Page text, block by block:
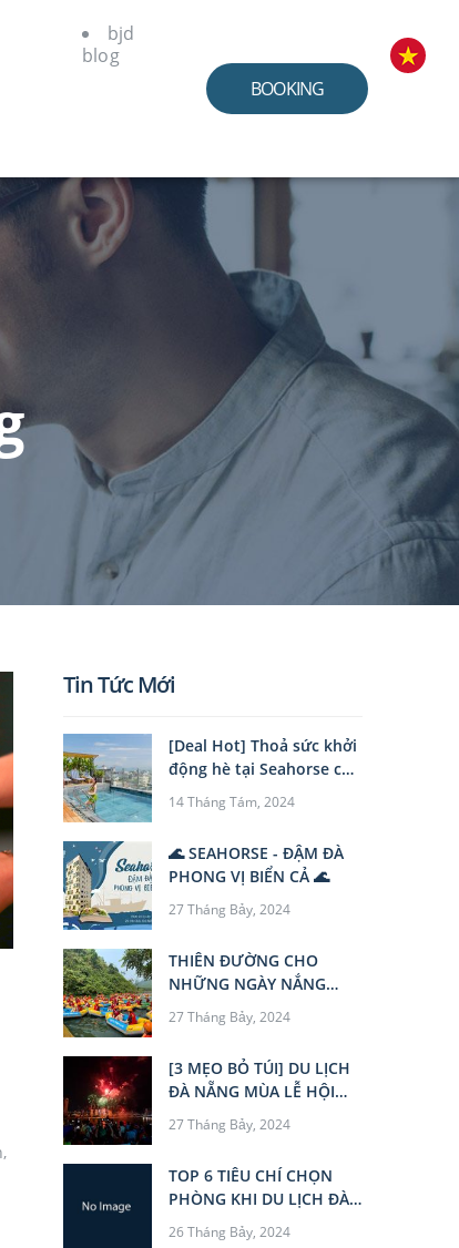
bjd
blog
BOOKING
Tin Tức Mới
[Deal Hot] Thoả sức khởi
động hè tại Seahorse chỉ
từ 6XX/đêm
14 Tháng Tám, 2024
🌊 SEAHORSE - ĐẬM ĐÀ
PHONG VỊ BIỂN CẢ 🌊
27 Tháng Bảy, 2024
THIÊN ĐƯỜNG CHO
NHỮNG NGÀY NẮNG
NÓNG TẠI ĐÀ NẴNG
NHẤT ĐỊNH PHẢI BIẾT!
27 Tháng Bảy, 2024
[3 MẸO BỎ TÚI] DU LỊCH
ĐÀ NẴNG MÙA LỄ HỘI
PHÁO HOA QUỐC TẾ
27 Tháng Bảy, 2024
TOP 6 TIÊU CHÍ CHỌN
PHÒNG KHI DU LỊCH ĐÀ
NẴNG
26 Tháng Bảy, 2024